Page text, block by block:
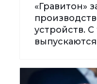
«Гравитон»
устройств.